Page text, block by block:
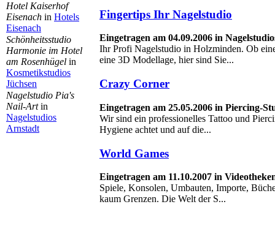
Hotel Kaiserhof
Eisenach in Hotels
Eisenach
Schönheitsstudio
Harmonie im Hotel
am Rosenhügel in
Kosmetikstudios
Jüchsen
Nagelstudio Pia's
Nail-Artin
Nagelstudios
Arnstadt
Fingertips Ihr Nagelstudio
Eingetragen am 04.09.2006 in
Ihr Profi Nagelstudio in Holzminden. Ob
eine 3D Modellage, hier sind Sie...
Crazy Corner
Eingetragen am 25.05.2006 in Piercing-
Wir sind ein professionelles Tattoo und
Hygiene achtet und auf die...
World Games
Eingetragen am 11.10.2007 in
Spiele, Konsolen, Umbauten, Importe,
kaum Grenzen. Die Welt der S...